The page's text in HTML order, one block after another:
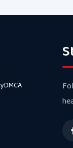
DMCA